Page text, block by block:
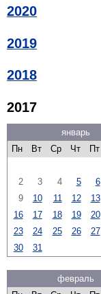
2020
2019
2018
2017
январь
Пн
Вт Ср Чт Пт
2
3 4 5 6
9
10 11 12 13
16
17 18 19 20
23
24 25 26 27
30
31
февраль